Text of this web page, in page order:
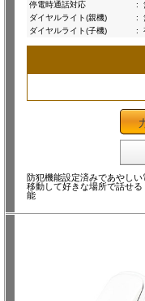
停電時通話対応
:
ダイヤルライト(親機)
:
ダイヤルライト(子機)
:
防犯機能設定済みであやし
移動して好きな場所で話せ
能